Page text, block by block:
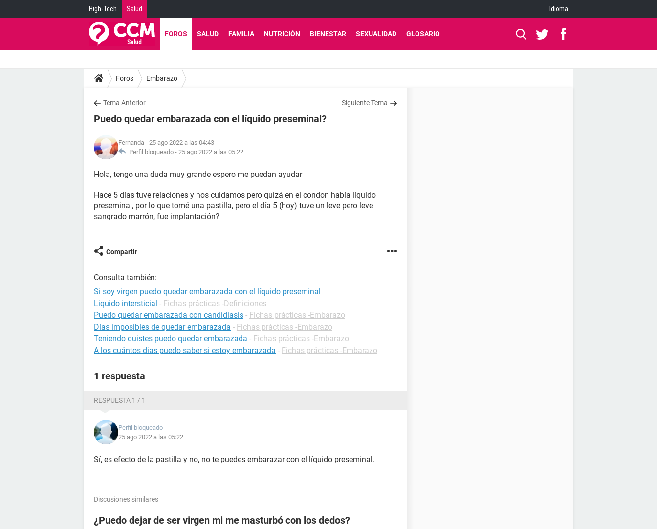
High-Tech Salud Idioma
FOROS SALUD FAMILIA NUTRICIÓN BIENESTAR SEXUALIDAD GLOSARIO
Foros Embarazo
Tema Anterior Siguiente Tema
Puedo quedar embarazada con el líquido preseminal?
Fernanda - 25 ago 2022 a las 04:43
Perfil bloqueado - 25 ago 2022 a las 05:22
Hola, tengo una duda muy grande espero me puedan ayudar
Hace 5 días tuve relaciones y nos cuidamos pero quizá en el condon había líquido
preseminal, por lo que tomé una pastilla, pero el día 5 (hoy) tuve un leve pero leve
sangrado marrón, fue implantación?
Compartir
Consulta también:
Si soy virgen puedo quedar embarazada con el líquido preseminal
Liquido intersticial - Fichas prácticas -Definiciones
Puedo quedar embarazada con candidiasis - Fichas prácticas -Embarazo
Días imposibles de quedar embarazada - Fichas prácticas -Embarazo
Teniendo quistes puedo quedar embarazada - Fichas prácticas -Embarazo
A los cuántos dias puedo saber si estoy embarazada - Fichas prácticas -Embarazo
1 respuesta
RESPUESTA 1 / 1
Perfil bloqueado
25 ago 2022 a las 05:22
Sí, es efecto de la pastilla y no, no te puedes embarazar con el líquido preseminal.
Discusiones similares
¿Puedo dejar de ser virgen mi me masturbó con los dedos?